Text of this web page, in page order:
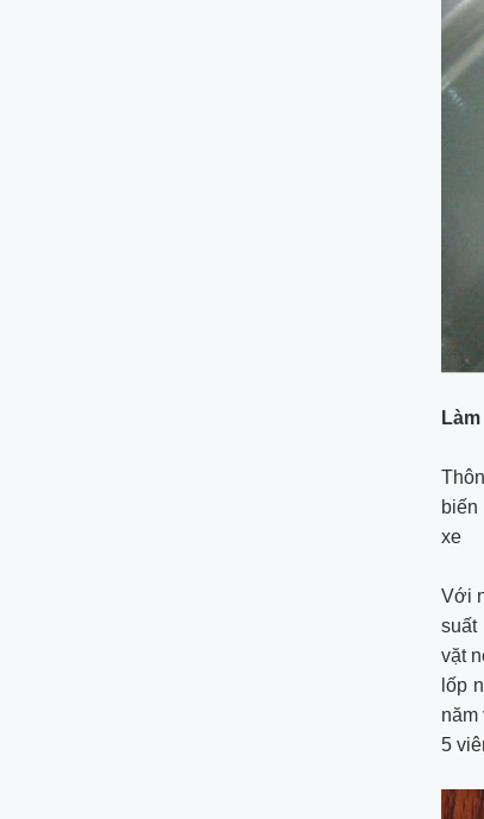
biến
xe
Với
suất
vặt
lốp
năm
5